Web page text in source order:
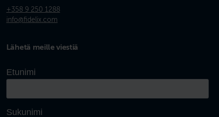
+358 9 250 1288
info@fidelix.com
Lähetä meille viestiä